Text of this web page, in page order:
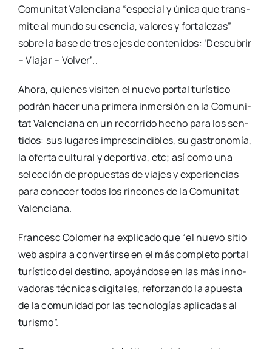
Comu­ni­tat Valen­cia­na “espe­cial y úni­ca que trans­
mi­te al mun­do su esen­cia, valo­res y for­ta­le­zas”
sobre la base de tres ejes de con­te­ni­dos: ‘Des­cu­brir
– Via­jar – Vol­ver’..
Aho­ra, quie­nes visi­ten el nue­vo por­tal turís­ti­co
podrán hacer una pri­me­ra inmer­sión en la Comu­ni­
tat Valen­cia­na en un reco­rri­do hecho para los sen­
ti­dos: sus luga­res impres­cin­di­bles, su gas­tro­no­mía,
la ofer­ta cul­tu­ral y depor­ti­va, etc; así como una
selec­ción de pro­pues­tas de via­jes y expe­rien­cias
para cono­cer todos los rin­co­nes de la Comu­ni­tat
Valen­cia­na.
Fran­cesc Colo­mer ha expli­ca­do que “el nue­vo sitio
web aspi­ra a con­ver­tir­se en el más com­ple­to por­tal
turís­ti­co del des­tino, apo­yán­do­se en las más inno­
va­do­ras téc­ni­cas digi­ta­les, refor­zan­do la apues­ta
de la comu­ni­dad por las tec­no­lo­gías apli­ca­das al
turis­mo”.